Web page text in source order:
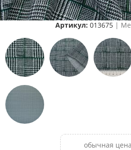
Артикул: 013675|
обычная